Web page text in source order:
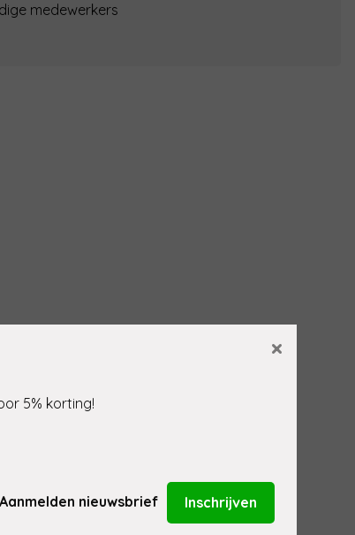
medewerkers
5% korting!
Aanmelden nieuwsbrief
×